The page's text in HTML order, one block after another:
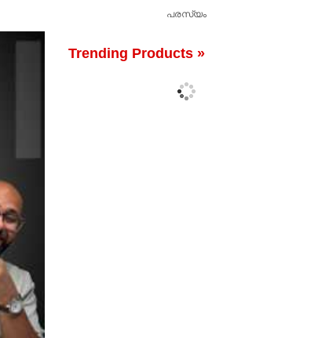
പരസ്യം
Trending Products »